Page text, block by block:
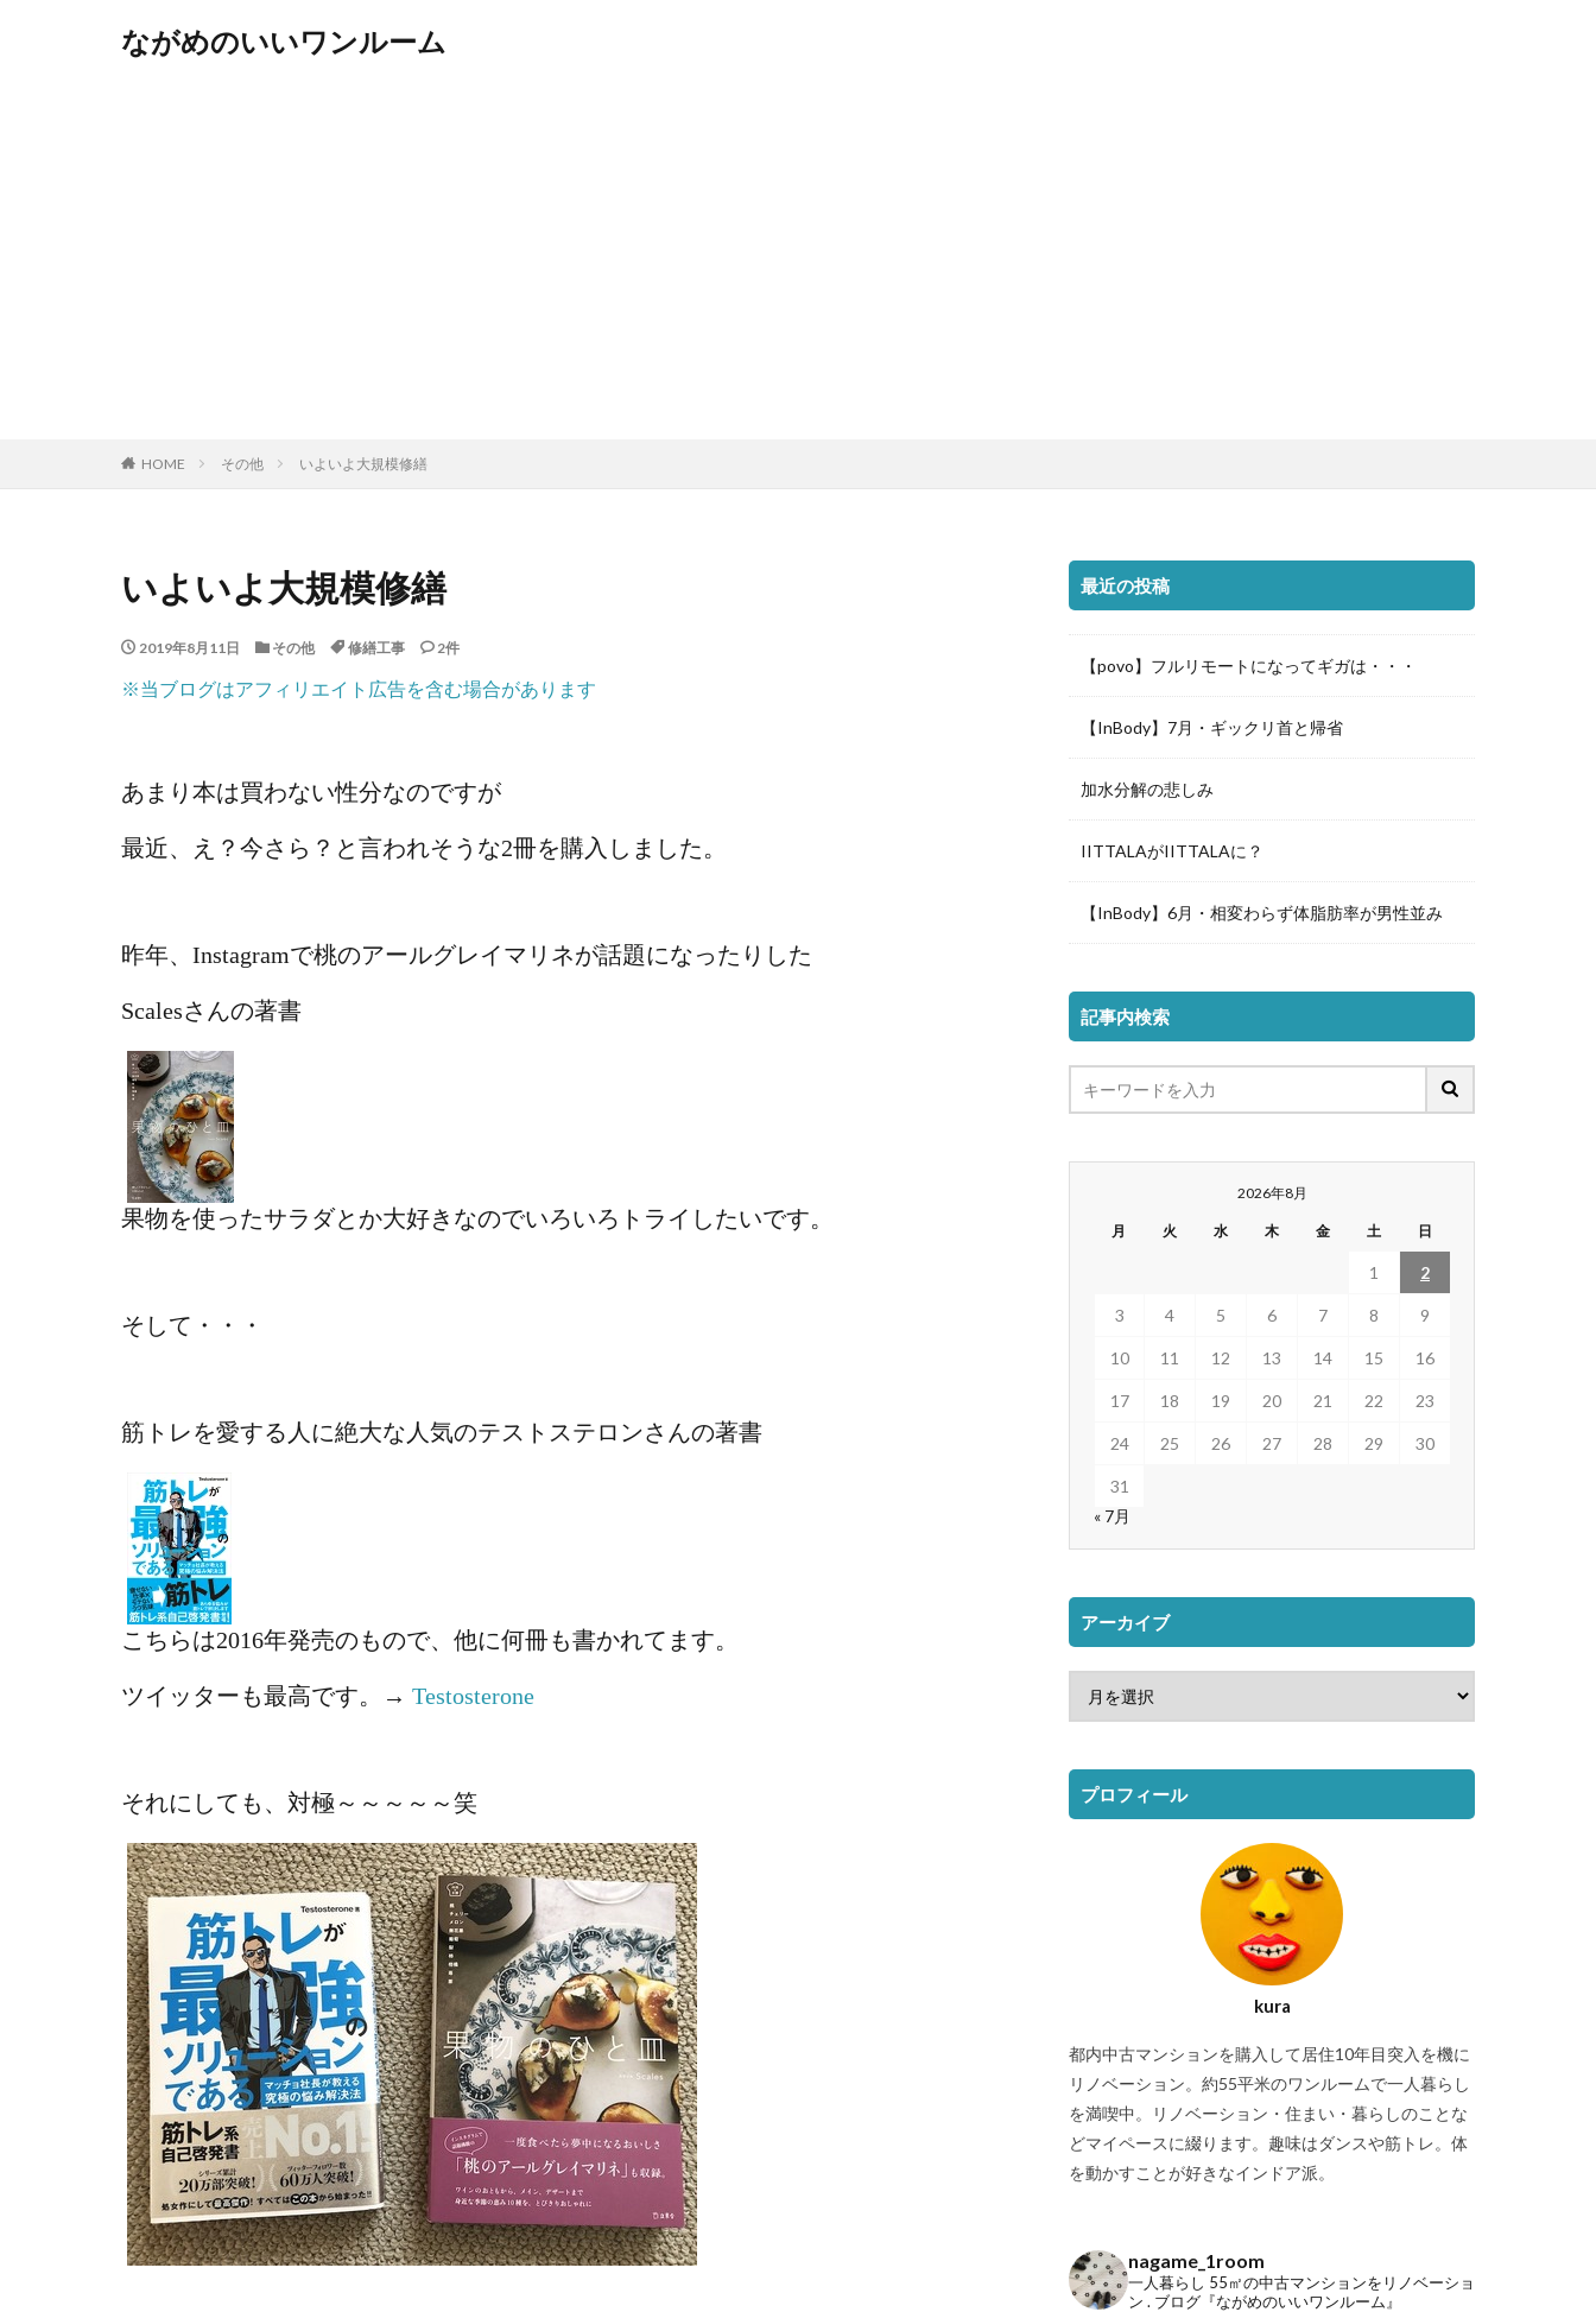
ながめのいいワンルーム
HOME その他 いよいよ大規模修繕
いよいよ大規模修繕
2019年8月11日 その他 修繕工事 2件
※当ブログはアフィリエイト広告を含む場合があります
あまり本は買わない性分なのですが
最近、え？今さら？と言われそうな2冊を購入しました。
昨年、Instagramで桃のアールグレイマリネが話題になったりした
Scalesさんの著書
果物を使ったサラダとか大好きなのでいろいろトライしたいです。
そして・・・
筋トレを愛する人に絶大な人気のテストステロンさんの著書
こちらは2016年発売のもので、他に何冊も書かれてます。
ツイッターも最高です。→ Testosterone
それにしても、対極～～～～～笑
最近の投稿
【povo】フルリモートになってギガは・・・
【InBody】7月・ギックリ首と帰省
加水分解の悲しみ
IITTALAがIITTALAに？
【InBody】6月・相変わらず体脂肪率が男性並み
記事内検索
2026年8月
月 火 水 木 金 土 日
1 2
3 4 5 6 7 8 9
10 11 12 13 14 15 16
17 18 19 20 21 22 23
24 25 26 27 28 29 30
31
« 7月
アーカイブ
プロフィール
kura
都内中古マンションを購入して居住10年目突入を機に
リノベーション。約55平米のワンルームで一人暮らし
を満喫中。リノベーション・住まい・暮らしのことな
どマイペースに綴ります。趣味はダンスや筋トレ。体
を動かすことが好きなインドア派。
nagame_1room
一人暮らし 55㎡の中古マンションをリノベーショ
ン . ブログ『ながめのいいワンルーム』